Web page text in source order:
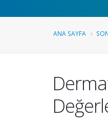
ANA SAYFA